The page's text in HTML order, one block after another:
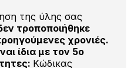
της ύλης σας
τροποποιήθηκε
χρονιές.
ίδια με τον 5ο
Κώδικας